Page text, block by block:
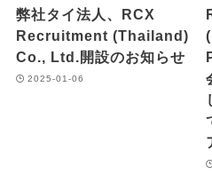
弊社タイ法人、RCX
Recruitment (Thailand)
Co., Ltd.開設のお知らせ
2025-01-06